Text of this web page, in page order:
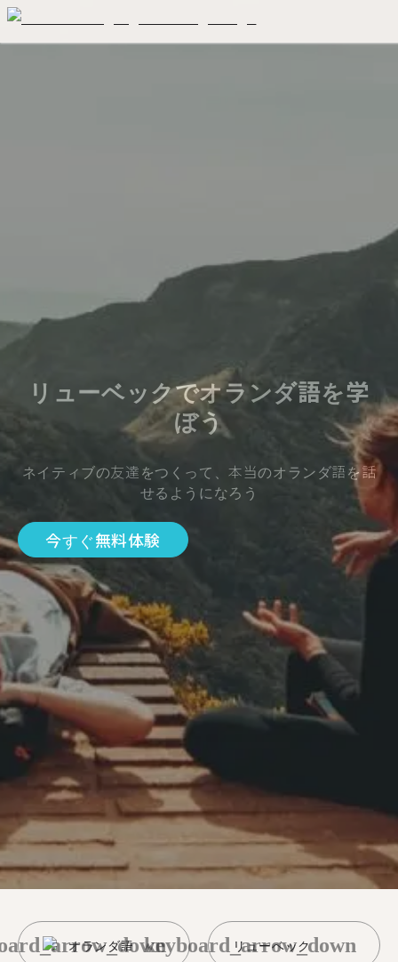
リューベックでオランダ語を学
ぼう
ネイティブの友達をつくって、本当のオランダ語を話
せるようになろう
今すぐ無料体験
オランダ語 リューベック
keyboard_arrow_down